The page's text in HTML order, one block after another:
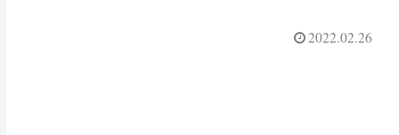
2022.02.26